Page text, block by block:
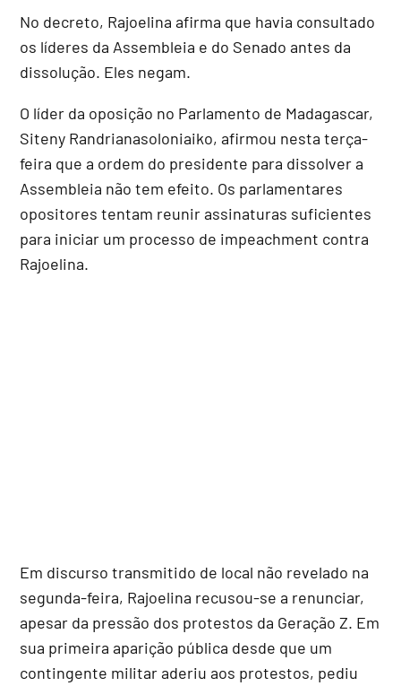
No decreto, Rajoelina afirma que havia consultado
os líderes da Assembleia e do Senado antes da
dissolução. Eles negam.
O líder da oposição no Parlamento de Madagascar,
Siteny Randrianasoloniaiko, afirmou nesta terça-
feira que a ordem do presidente para dissolver a
Assembleia não tem efeito. Os parlamentares
opositores tentam reunir assinaturas suficientes
para iniciar um processo de impeachment contra
Rajoelina.
Em discurso transmitido de local não revelado na
segunda-feira, Rajoelina recusou-se a renunciar,
apesar da pressão dos protestos da Geração Z. Em
sua primeira aparição pública desde que um
contingente militar aderiu aos protestos, pediu